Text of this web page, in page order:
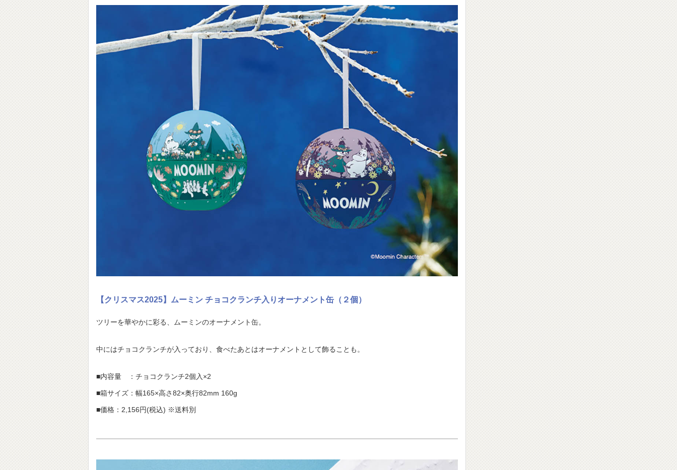
【クリスマス2025】ムーミン チョコクランチ入りオーナメント缶（２個）
ツリーを華やかに彩る、ムーミンのオーナメント缶。
中にはチョコクランチが入っており、食べたあとはオーナメントとして飾ることも。
■内容量 ：チョコクランチ2個入×2
■箱サイズ：幅165×高さ82×奥行82mm 160g
■価格：2,156円(税込) ※送料別